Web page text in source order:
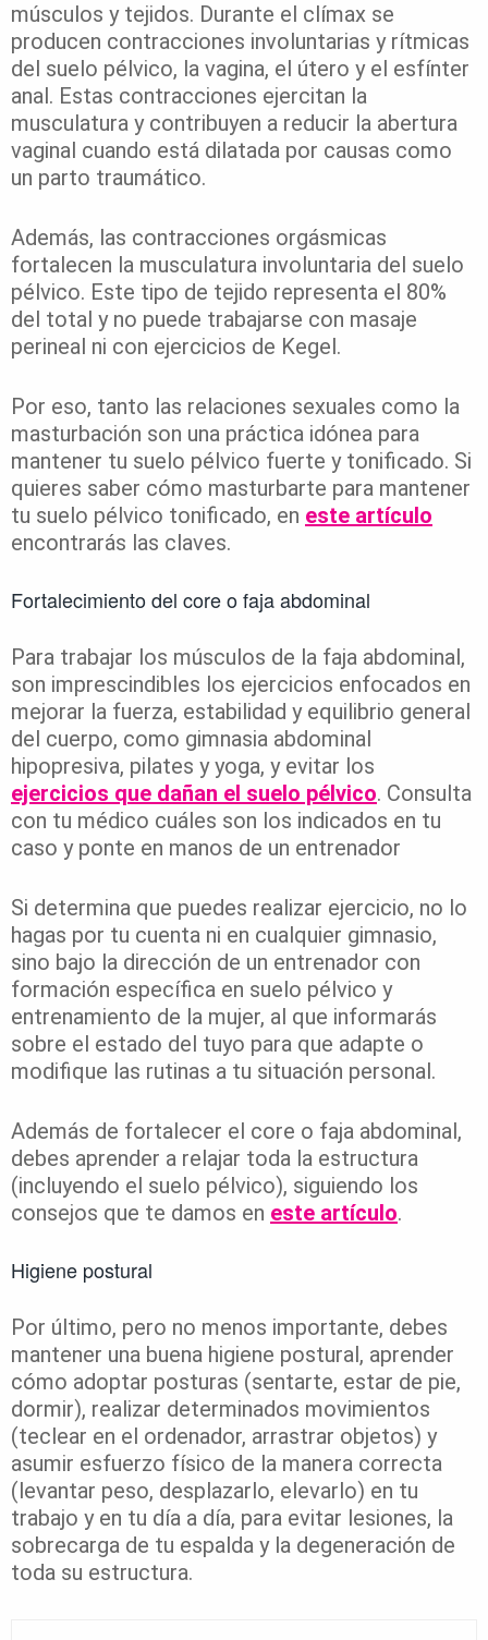
músculos y tejidos. Durante el clímax se
producen contracciones involuntarias y rítmicas
del suelo pélvico, la vagina, el útero y el esfínter
anal. Estas contracciones ejercitan la
musculatura y contribuyen a reducir la abertura
vaginal cuando está dilatada por causas como
un parto traumático.
Además, las contracciones orgásmicas
fortalecen la musculatura involuntaria del suelo
pélvico. Este tipo de tejido representa el 80%
del total y no puede trabajarse con masaje
perineal ni con ejercicios de Kegel.
Por eso, tanto las relaciones sexuales como la
masturbación son una práctica idónea para
mantener tu suelo pélvico fuerte y tonificado. Si
quieres saber cómo masturbarte para mantener
tu suelo pélvico tonificado, en este artículo
encontrarás las claves.
Fortalecimiento del core o faja abdominal
Para trabajar los músculos de la faja abdominal,
son imprescindibles los ejercicios enfocados en
mejorar la fuerza, estabilidad y equilibrio general
del cuerpo, como gimnasia abdominal
hipopresiva, pilates y yoga, y evitar los
ejercicios que dañan el suelo pélvico. Consulta
con tu médico cuáles son los indicados en tu
caso y ponte en manos de un entrenador
Si determina que puedes realizar ejercicio, no lo
hagas por tu cuenta ni en cualquier gimnasio,
sino bajo la dirección de un entrenador con
formación específica en suelo pélvico y
entrenamiento de la mujer, al que informarás
sobre el estado del tuyo para que adapte o
modifique las rutinas a tu situación personal.
Además de fortalecer el core o faja abdominal,
debes aprender a relajar toda la estructura
(incluyendo el suelo pélvico), siguiendo los
consejos que te damos en este artículo.
Higiene postural
Por último, pero no menos importante, debes
mantener una buena higiene postural, aprender
cómo adoptar posturas (sentarte, estar de pie,
dormir), realizar determinados movimientos
(teclear en el ordenador, arrastrar objetos) y
asumir esfuerzo físico de la manera correcta
(levantar peso, desplazarlo, elevarlo) en tu
trabajo y en tu día a día, para evitar lesiones, la
sobrecarga de tu espalda y la degeneración de
toda su estructura.